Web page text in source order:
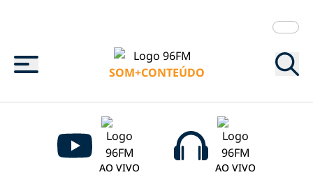
Menu
SOM+CONTEÚDO
AO VIVO AO VIVO